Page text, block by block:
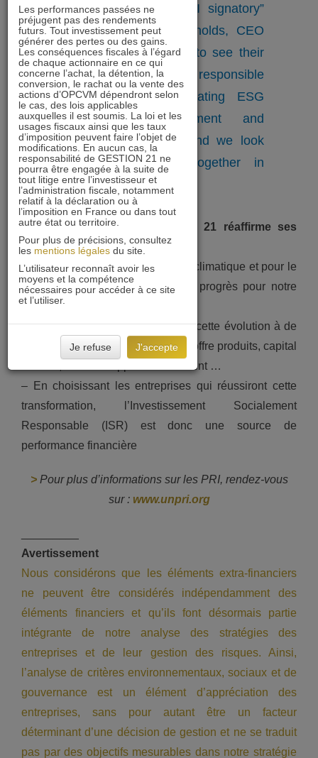
GESTION 21 as a PRI signatory”
commented Fiona Reynolds, CEO
of the PRI. “It is great to see their
commitment to responsible
investment and integrating ESG
factors into investment and
ownership decisions, and we look
forward to working together in
future.”
Par cet engagement, GESTION 21 réaffirme ses
convictions :
– La lutte contre le réchauffement climatique et pour le
développement durable sont des progrès pour notre
société
– Les entreprises doivent intégrer cette évolution à de
nombreux niveaux : opérationnel, offre produits, capital
humain, chaîne d’approvisionnement …
– En choisissant les entreprises qui réussiront cette
transformation, l’Investissement Socialement
Responsable (ISR) est donc une source de
performance financière
> Pour plus d’informations sur les PRI, rendez-vous
sur : www.unpri.org
Avertissement
Nous considérons que les éléments extra-financiers
ne peuvent être considérés indépendamment des
éléments financiers et qu’ils font désormais partie
intégrante de notre analyse des stratégies des
entreprises et de leur gestion des risques. Ainsi,
l’analyse de critères environnementaux, sociaux et de
gouvernance est un élément d’appréciation des
entreprises, sans pour autant être un facteur
déterminant d’une décision de gestion et ne se traduit
pas par des objectifs mesurables dans notre stratégie
Les performances passées ne
préjugent pas des rendements
futurs. Tout investissement peut
générer des pertes ou des gains.
Les conséquences fiscales à l’égard
de chaque actionnaire en ce qui
concerne l’achat, la détention, la
conversion, le rachat ou la vente des
actions d’OPCVM dépendront selon
le cas, des lois applicables
auxquelles il est soumis. La loi et les
usages fiscaux ainsi que les taux
d’imposition peuvent faire l’objet de
modifications. En aucun cas, la
responsabilité de GESTION 21 ne
pourra être engagée à la suite de
tout litige entre l’investisseur et
l’administration fiscale, notamment
relatif à la déclaration ou à
l’imposition en France ou dans tout
autre état ou territoire.
Pour plus de précisions, consultez
les mentions légales du site.
L’utilisateur reconnaît avoir les
moyens et la compétence
nécessaires pour accéder à ce site
et l’utiliser.
Je refuse J'accepte